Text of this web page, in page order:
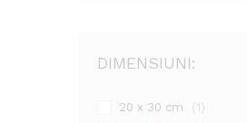
DIMENSIUNI:
20 x 30 cm
(1)